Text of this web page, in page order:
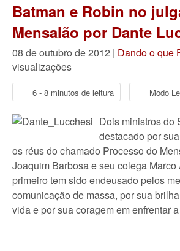
Batman e Robin no
Mensalão por Dante
08 de outubro de 2012 | Dando o que
visualizações
6 - 8 minutos de leitura Modo
Dois ministros do
destacado por
os réus do chamado Processo do
Joaquim Barbosa e seu colega
primeiro tem sido endeusado pelos
comunicação de massa, por sua
vida e por sua coragem em enfrentar